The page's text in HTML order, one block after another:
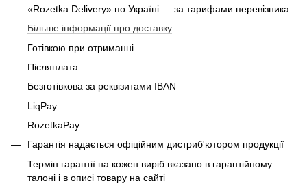
«Rozetka Delivery» по Україні — за тарифами перевізника
Більше інформації про доставку
Готівкою при отриманні
Післяплата
Безготівкова за реквізитами IBAN
LiqPay
RozetkaPay
Гарантія надається офіційним дистриб'ютором продукції
Термін гарантії на кожен виріб вказано в гарантійному
талоні і в описі товару на сайті